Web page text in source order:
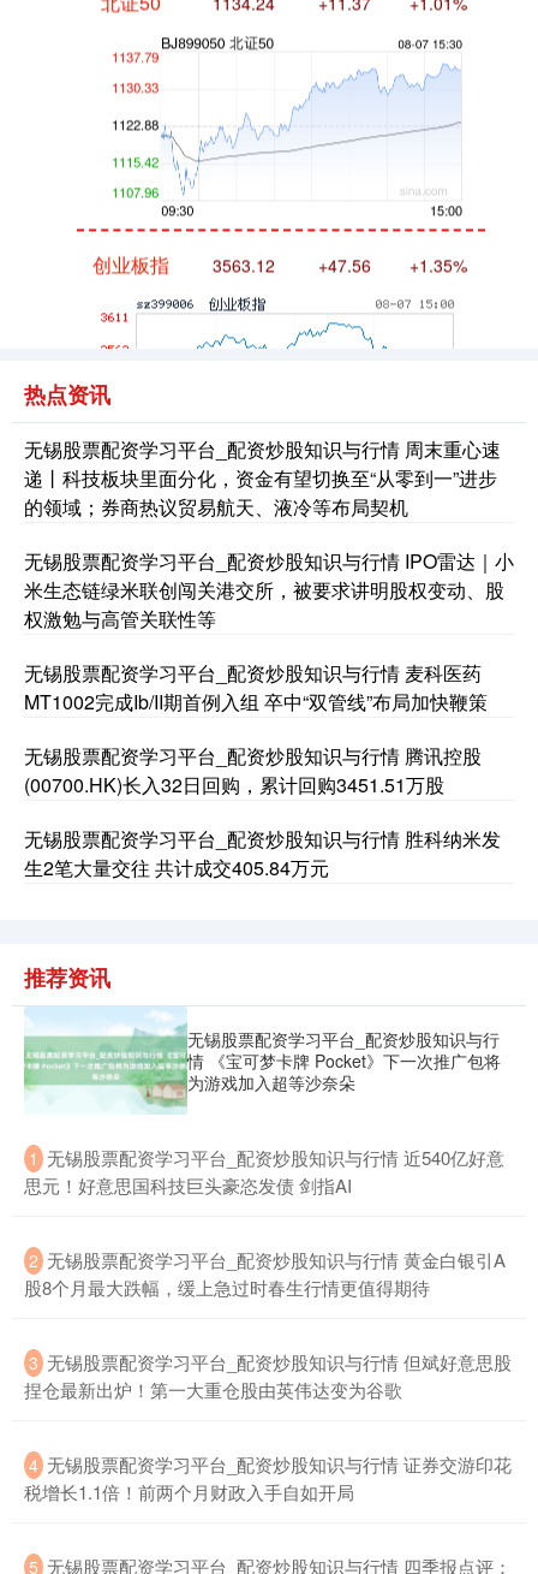
创业板指 3563.12 +47.56 +1.35%
基金指数 7242.10 +12.30 +0.17%
国债指数 229.69 +0.10 +0.04%
期指IC0
上证综指 3940.04 +39.68 +1.02%
热点资讯
无锡股票配资学习平台_配资炒股知识与行情 周末重心速
递丨科技板块里面分化，资金有望切换至“从零到一”进步
的领域；券商热议贸易航天、液冷等布局契机
无锡股票配资学习平台_配资炒股知识与行情 IPO雷达｜小
米生态链绿米联创闯关港交所，被要求讲明股权变动、股
权激勉与高管关联性等
无锡股票配资学习平台_配资炒股知识与行情 麦科医药
MT1002完成Ib/II期首例入组 卒中“双管线”布局加快鞭策
无锡股票配资学习平台_配资炒股知识与行情 腾讯控股
(00700.HK)长入32日回购，累计回购3451.51万股
无锡股票配资学习平台_配资炒股知识与行情 胜科纳米发
生2笔大量交往 共计成交405.84万元
推荐资讯
无锡股票配资学习平台_配资炒股知识与行
情 《宝可梦卡牌 Pocket》下一次推广包将
为游戏加入超等沙奈朵
1 ​无锡股票配资学习平台_配资炒股知识与行情 近540亿好意
思元！好意思国科技巨头豪恣发债 剑指AI
2 ​无锡股票配资学习平台_配资炒股知识与行情 黄金白银引A
股8个月最大跌幅，缓上急过时春生行情更值得期待
3 ​无锡股票配资学习平台_配资炒股知识与行情 但斌好意思股
捏仓最新出炉！第一大重仓股由英伟达变为谷歌
4 ​无锡股票配资学习平台_配资炒股知识与行情 证券交游印花
税增长1.1倍！前两个月财政入手自如开局
5 ​无锡股票配资学习平台_配资炒股知识与行情 四季报点评：